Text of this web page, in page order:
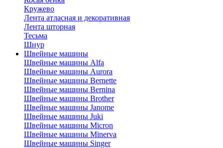
Кружево
Лента aтласная и декоративная
Лента шторная
Тесьма
Шнур
Швейные машины
Швейные машины Alfa
Швейные машины Aurora
Швейные машины Bernette
Швейные машины Bernina
Швейные машины Brother
Швейные машины Janome
Швейные машины Juki
Швейные машины Micron
Швейные машины Minerva
Швейные машины Singer